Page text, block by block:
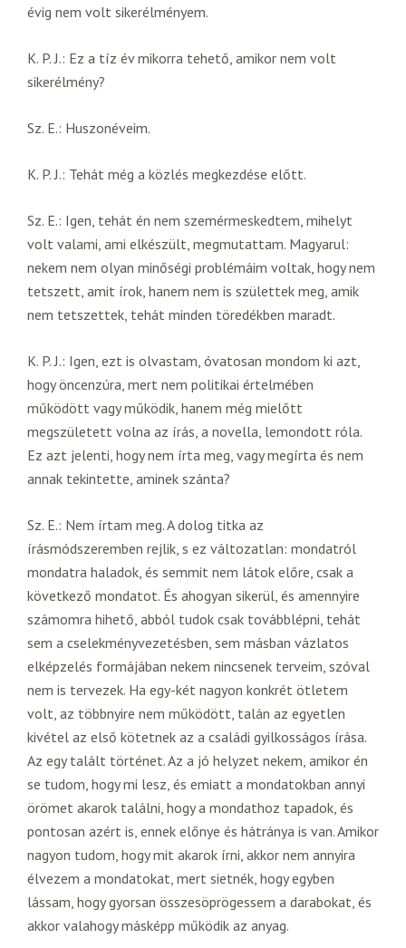
évig nem volt sikerélményem.
K. P. J.: Ez a tíz év mikorra tehető, amikor nem volt
sikerélmény?
Sz. E.: Huszonéveim.
K. P. J.: Tehát még a közlés megkezdése előtt.
Sz. E.: Igen, tehát én nem szemérmeskedtem, mihelyt
volt valami, ami elkészült, megmutattam. Magyarul:
nekem nem olyan minőségi problémáim voltak, hogy nem
tetszett, amit írok, hanem nem is születtek meg, amik
nem tetszettek, tehát minden töredékben maradt.
K. P. J.: Igen, ezt is olvastam, óvatosan mondom ki azt,
hogy öncenzúra, mert nem politikai értelmében
működött vagy működik, hanem még mielőtt
megszületett volna az írás, a novella, lemondott róla.
Ez azt jelenti, hogy nem írta meg, vagy megírta és nem
annak tekintette, aminek szánta?
Sz. E.: Nem írtam meg. A dolog titka az
írásmódszeremben rejlik, s ez változatlan: mondatról
mondatra haladok, és semmit nem látok előre, csak a
következő mondatot. És ahogyan sikerül, és amennyire
számomra hihető, abból tudok csak továbblépni, tehát
sem a cselekményvezetésben, sem másban vázlatos
elképzelés formájában nekem nincsenek terveim, szóval
nem is tervezek. Ha egy-két nagyon konkrét ötletem
volt, az többnyire nem működött, talán az egyetlen
kivétel az első kötetnek az a családi gyilkosságos írása.
Az egy talált történet. Az a jó helyzet nekem, amikor én
se tudom, hogy mi lesz, és emiatt a mondatokban annyi
örömet akarok találni, hogy a mondathoz tapadok, és
pontosan azért is, ennek előnye és hátránya is van. Amikor
nagyon tudom, hogy mit akarok írni, akkor nem annyira
élvezem a mondatokat, mert sietnék, hogy egyben
lássam, hogy gyorsan összesöprögessem a darabokat, és
akkor valahogy másképp működik az anyag.